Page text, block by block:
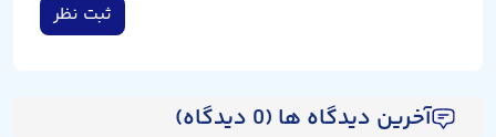
ثبت نظر
آخرین دیدگاه ها (0 دیدگاه)